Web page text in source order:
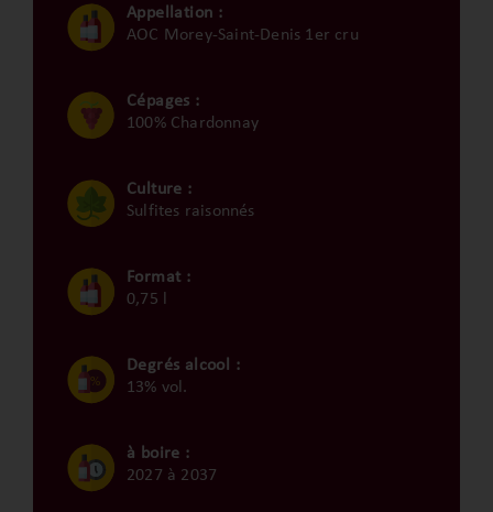
Appellation :
AOC Morey-Saint-Denis 1er cru
Cépages :
100% Chardonnay
Culture :
Sulfites raisonnés
Format :
0,75 l
Degrés alcool :
13% vol.
à boire :
2027 à 2037